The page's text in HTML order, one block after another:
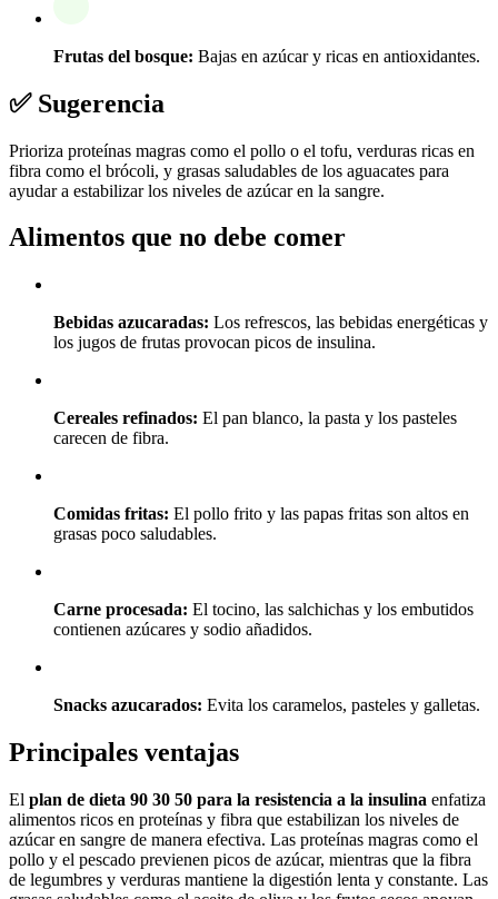
Frutas del bosque: Bajas en azúcar y ricas en antioxidantes.
✅ Sugerencia
Prioriza proteínas magras como el pollo o el tofu, verduras ricas en
fibra como el brócoli, y grasas saludables de los aguacates para
ayudar a estabilizar los niveles de azúcar en la sangre.
Alimentos que no debe comer
Bebidas azucaradas: Los refrescos, las bebidas energéticas y
los jugos de frutas provocan picos de insulina.
Cereales refinados: El pan blanco, la pasta y los pasteles
carecen de fibra.
Comidas fritas: El pollo frito y las papas fritas son altos en
grasas poco saludables.
Carne procesada: El tocino, las salchichas y los embutidos
contienen azúcares y sodio añadidos.
Snacks azucarados: Evita los caramelos, pasteles y galletas.
Principales ventajas
El plan de dieta 90 30 50 para la resistencia a la insulina enfatiza
alimentos ricos en proteínas y fibra que estabilizan los niveles de
azúcar en sangre de manera efectiva. Las proteínas magras como el
pollo y el pescado previenen picos de azúcar, mientras que la fibra
de legumbres y verduras mantiene la digestión lenta y constante. Las